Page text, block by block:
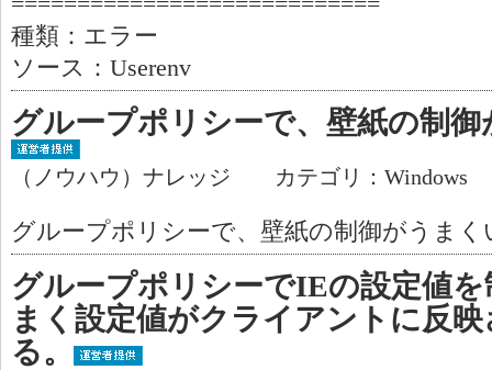
種類：エラー
ソース：Userenv
グループポリシーで、壁紙の制
（ノウハウ）ナレッジ カテゴリ：Windows
グループポリシーで、壁紙の制御がうまく
グループポリシーでIEの設定値
まく設定値がクライアントに反
る。